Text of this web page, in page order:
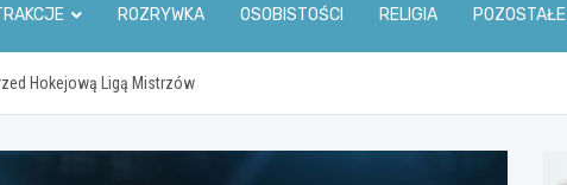
ROZRYWKA OSOBISTOŚCI RELIGIA POZOSTAŁE
Hokejową Ligą Mistrzów